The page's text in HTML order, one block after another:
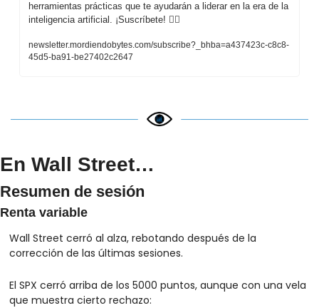
herramientas prácticas que te ayudarán a liderar en la era de la
inteligencia artificial. ¡Suscríbete! 👇🏼
newsletter.mordiendobytes.com/subscribe?_bhba=a437423c-c8c8-
45d5-ba91-be27402c2647
En Wall Street…
Resumen de sesión
Renta variable
Wall Street cerró al alza, rebotando después de la
corrección de las últimas sesiones.
El SPX cerró arriba de los 5000 puntos, aunque con una vela
que muestra cierto rechazo: